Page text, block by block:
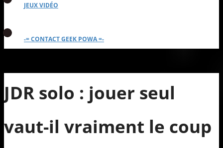
JEUX VIDÉO
-= CONTACT GEEK POWA =-
JDR solo : jouer seul
vaut-il vraiment le coup